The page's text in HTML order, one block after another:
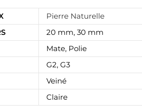
Pierre Naturelle
20 mm, 30 mm
Mate, Polie
G2, G3
Veiné
Claire